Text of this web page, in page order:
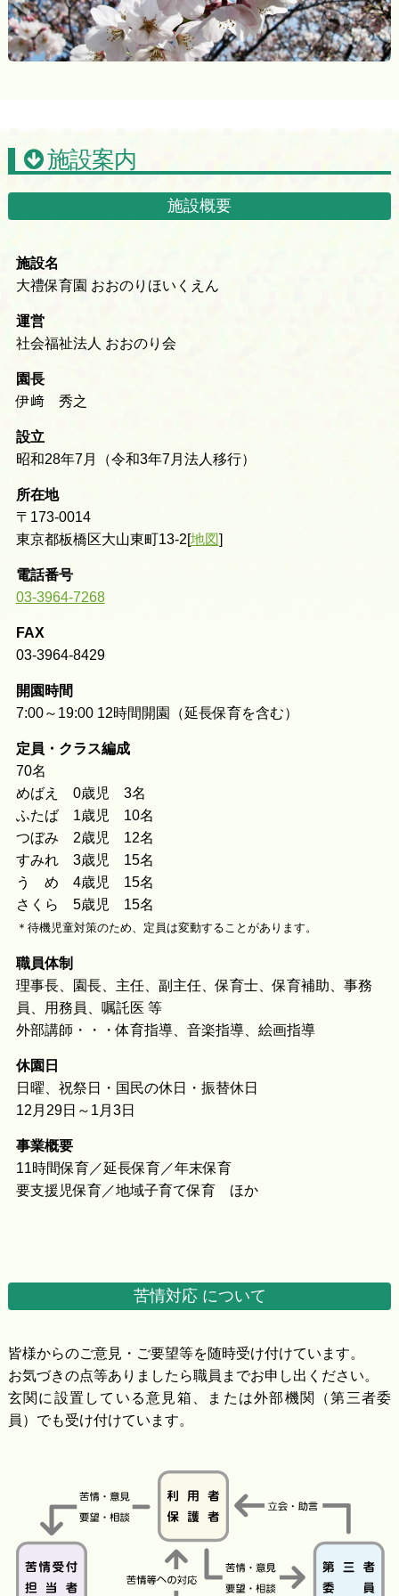
施設案内
施設概要
施設名
大禮保育園 おおのりほいくえん
運営
社会福祉法人 おおのり会
園長
伊﨑 秀之
設立
昭和28年7月（令和3年7月法人移行）
所在地
〒173-0014
東京都板橋区大山東町13-2[地図]
電話番号
03-3964-7268
FAX
03-3964-8429
開園時間
7:00～19:00 12時間開園（延長保育を含む）
定員・クラス編成
70名
めばえ 0歳児 3名
ふたば 1歳児 10名
つぼみ 2歳児 12名
すみれ 3歳児 15名
う め 4歳児 15名
さくら 5歳児 15名
＊待機児童対策のため、定員は変動することがあります。
職員体制
理事長、園長、主任、副主任、保育士、保育補助、事務
員、用務員、嘱託医 等
外部講師・・・体育指導、音楽指導、絵画指導
休園日
日曜、祝祭日・国民の休日・振替休日
12月29日～1月3日
事業概要
11時間保育／延長保育／年末保育
要支援児保育／地域子育て保育 ほか
苦情対応について
皆様からのご意見・ご要望等を随時受け付けています。
お気づきの点等ありましたら職員までお申し出ください。
玄関に設置している意見箱、または外部機関（第三者委
員）でも受け付けています。